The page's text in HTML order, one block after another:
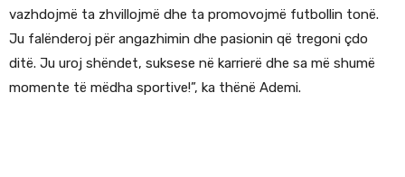
vazhdojmë ta zhvillojmë dhe ta promovojmë futbollin tonë.
Ju falënderoj për angazhimin dhe pasionin që tregoni çdo
ditë. Ju uroj shëndet, suksese në karrierë dhe sa më shumë
momente të mëdha sportive!”, ka thënë Ademi.